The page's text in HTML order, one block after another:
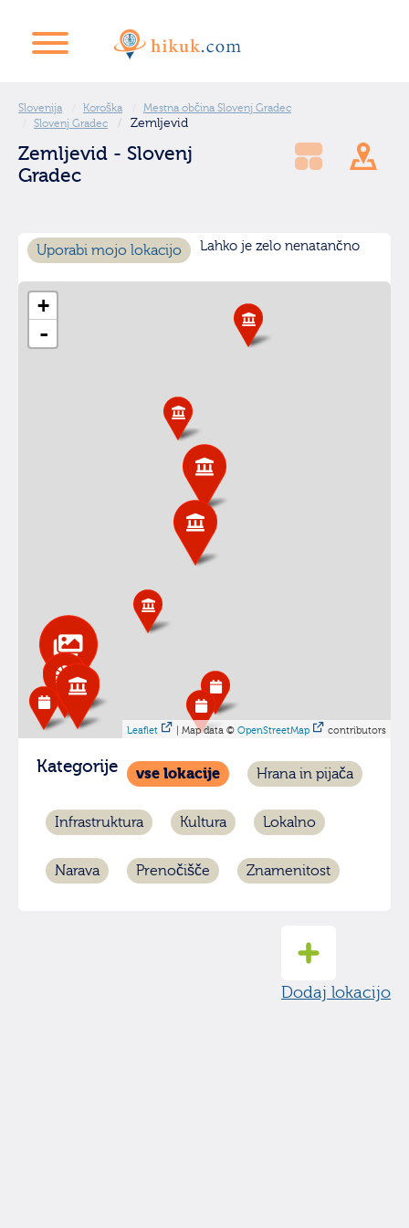
Slovenija Koroška
Mestna občina Slovenj Gradec
Slovenj Gradec
Zemljevid
Zemljevid - Slovenj
Gradec
Uporabi mojo lokacijo Lahko je zelo nenatančno
+
-
Leaflet | Map data © OpenStreetMap contributors
Kategorije vse lokacije Hrana in pijača
Infrastruktura Kultura Lokalno
Narava Prenočišče Znamenitost
Dodaj lokacijo